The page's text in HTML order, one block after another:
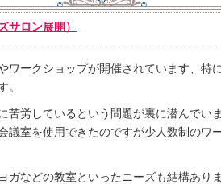
サロン展開）
ワークショップが開催されています、特
。
苦労しているという問題が裏に潜んでい
議室を使用できたのですが少人数制のワ
ガなどの教室といったニーズも結構あり